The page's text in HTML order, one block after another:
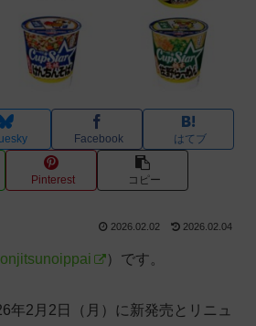
Facebook はてブ
Pinterest コピー
2026.02.02 2026.02.04
）です。
年2月2日（月）に新発売とリニュ